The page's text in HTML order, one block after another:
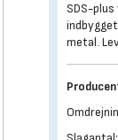
SDS-
metal.